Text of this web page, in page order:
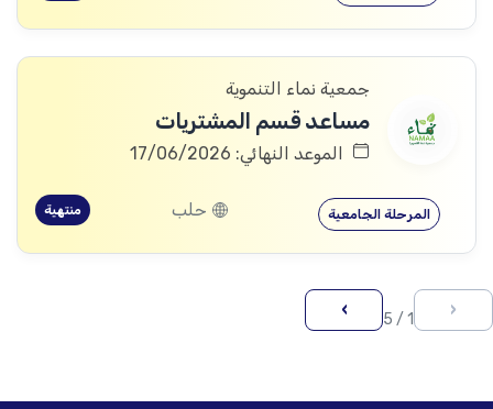
جمعية نماء التنموية
مساعد قسم المشتريات
الموعد النهائي: 17/06/2026
المرحلة الجامعية حلب منتهية
‹
1 / 5
›